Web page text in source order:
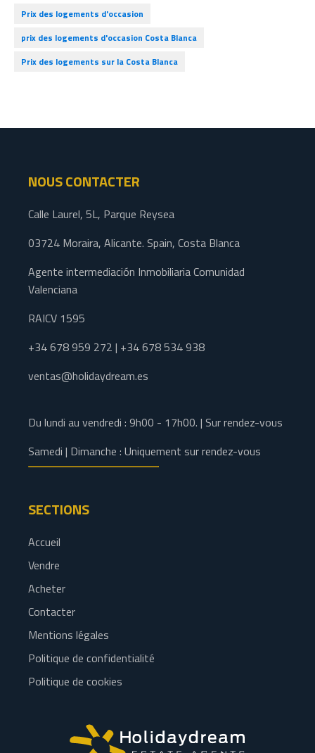
Prix ​​des logements d'occasion
prix des logements d'occasion Costa Blanca
Prix ​​des logements sur la Costa Blanca
NOUS CONTACTER
Calle Laurel, 5L, Parque Reysea
03724 Moraira, Alicante. Spain, Costa Blanca
Agente intermediación Inmobiliaria Comunidad
Valenciana
RAICV 1595
+34 678 959 272 | +34 678 534 938
ventas@holidaydream.es
Du lundi au vendredi : 9h00 - 17h00. | Sur rendez-vous
Samedi | Dimanche : Uniquement sur rendez-vous
SECTIONS
Accueil
Vendre
Acheter
Contacter
Mentions légales
Politique de confidentialité
Politique de cookies